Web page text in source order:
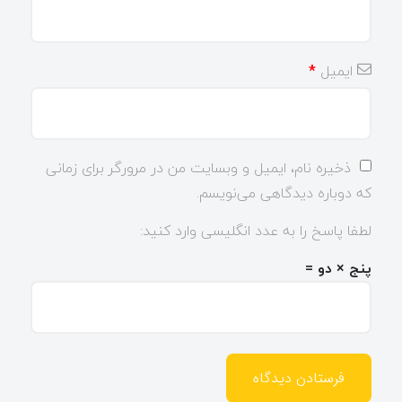
ایمیل *
ذخیره نام، ایمیل و وبسایت من در مرورگر برای زمانی
که دوباره دیدگاهی می‌نویسم.
لطفا پاسخ را به عدد انگلیسی وارد کنید:
پنج × دو =